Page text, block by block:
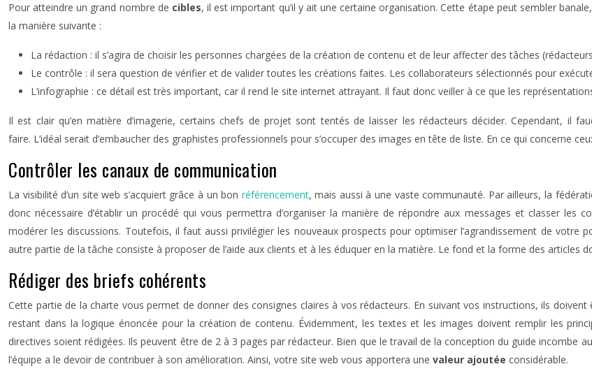
Pour atteindre un grand nombre de cibles, il est important qu’il y ait une certaine organisation. Cette étape peut sembler
la manière suivante :
La rédaction : il s’agira de choisir les personnes chargées de la création de contenu et de leur affecter des tâches
Le contrôle : il sera question de vérifier et de valider toutes les créations faites. Les collaborateurs sélectionnés pour
L’infographie : ce détail est très important, car il rend le site internet attrayant. Il faut donc veiller à ce que les
Il est clair qu’en matière d’imagerie, certains chefs de projet sont tentés de laisser les rédacteurs décider. Cependant, il
faire. L’idéal serait d’embaucher des graphistes professionnels pour s’occuper des images en tête de liste. En ce qui concerne
Contrôler les canaux de communication
La visibilité d’un site web s’acquiert grâce à un bon référencement, mais aussi à une vaste communauté. Par ailleurs, la
donc nécessaire d’établir un procédé qui vous permettra d’organiser la manière de répondre aux messages et classer les
modérer les discussions. Toutefois, il faut aussi privilégier les nouveaux prospects pour optimiser l’agrandissement de votre
autre partie de la tâche consiste à proposer de l’aide aux clients et à les éduquer en la matière. Le fond et la forme des articles
Rédiger des briefs cohérents
Cette partie de la charte vous permet de donner des consignes claires à vos rédacteurs. En suivant vos instructions, ils
restant dans la logique énoncée pour la création de contenu. Évidemment, les textes et les images doivent remplir les
directives soient rédigées. Ils peuvent être de 2 à 3 pages par rédacteur. Bien que le travail de la conception du guide incombe
l’équipe a le devoir de contribuer à son amélioration. Ainsi, votre site web vous apportera une valeur ajoutée considérable.